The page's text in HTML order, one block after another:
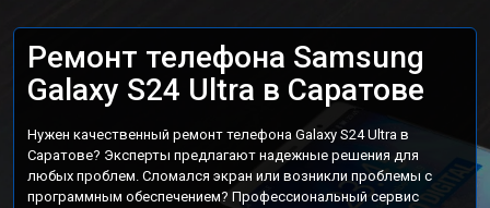
Ремонт телефона Samsung
Galaxy S24 Ultra в Саратове
Нужен качественный ремонт телефона Galaxy S24 Ultra в
Саратове? Эксперты предлагают надежные решения для
любых проблем. Сломался экран или возникли проблемы с
программным обеспечением? Профессиональный сервис